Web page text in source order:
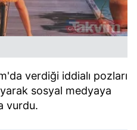
verdiği iddialı pozları
sosyal medyaya
vurdu.